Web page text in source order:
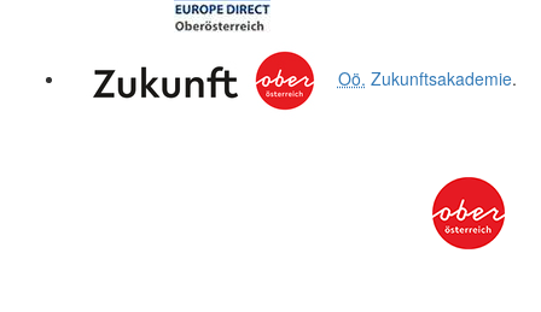
Oö. Zukunftsakademie.